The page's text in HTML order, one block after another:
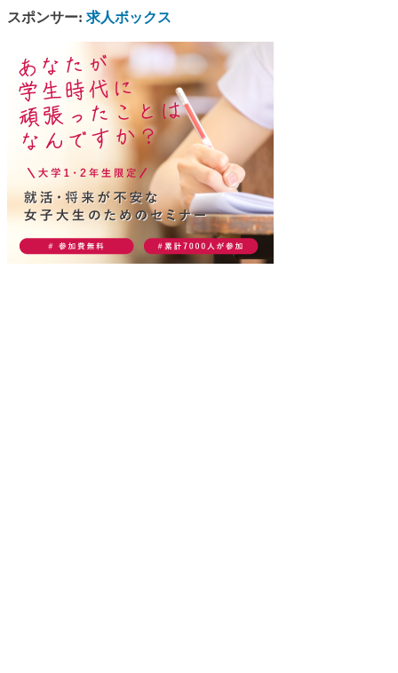
スポンサー: 求人ボックス